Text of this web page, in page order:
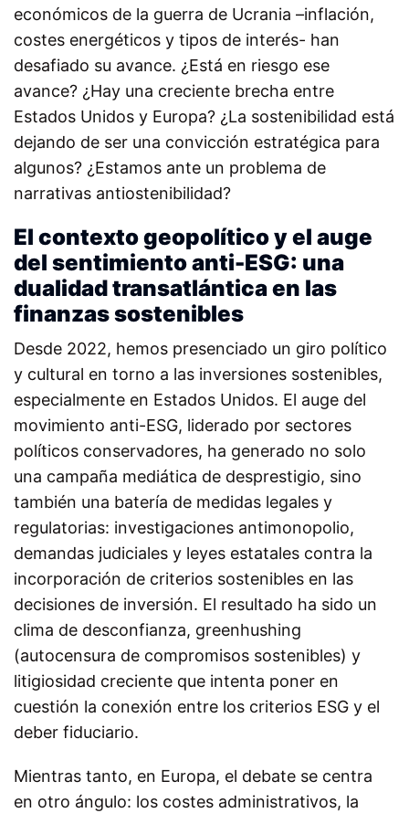
económicos de la guerra de Ucrania –inflación,
costes energéticos y tipos de interés- han
desafiado su avance. ¿Está en riesgo ese
avance? ¿Hay una creciente brecha entre
Estados Unidos y Europa? ¿La sostenibilidad está
dejando de ser una convicción estratégica para
algunos? ¿Estamos ante un problema de
narrativas antiostenibilidad?
El contexto geopolítico y el auge
del sentimiento anti-ESG: una
dualidad transatlántica en las
finanzas sostenibles
Desde 2022, hemos presenciado un giro político
y cultural en torno a las inversiones sostenibles,
especialmente en Estados Unidos. El auge del
movimiento anti-ESG, liderado por sectores
políticos conservadores, ha generado no solo
una campaña mediática de desprestigio, sino
también una batería de medidas legales y
regulatorias: investigaciones antimonopolio,
demandas judiciales y leyes estatales contra la
incorporación de criterios sostenibles en las
decisiones de inversión. El resultado ha sido un
clima de desconfianza, greenhushing
(autocensura de compromisos sostenibles) y
litigiosidad creciente que intenta poner en
cuestión la conexión entre los criterios ESG y el
deber fiduciario.
Mientras tanto, en Europa, el debate se centra
en otro ángulo: los costes administrativos, la